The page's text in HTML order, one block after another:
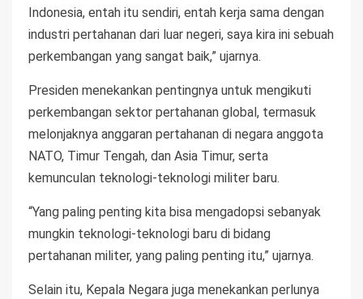
Indonesia, entah itu sendiri, entah kerja sama dengan
industri pertahanan dari luar negeri, saya kira ini sebuah
perkembangan yang sangat baik,” ujarnya.
Presiden menekankan pentingnya untuk mengikuti
perkembangan sektor pertahanan global, termasuk
melonjaknya anggaran pertahanan di negara anggota
NATO, Timur Tengah, dan Asia Timur, serta
kemunculan teknologi-teknologi militer baru.
“Yang paling penting kita bisa mengadopsi sebanyak
mungkin teknologi-teknologi baru di bidang
pertahanan militer, yang paling penting itu,” ujarnya.
Selain itu, Kepala Negara juga menekankan perlunya